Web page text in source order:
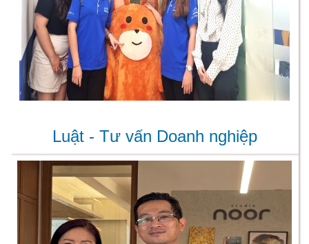
Luật - Tư vấn Doanh nghiệp